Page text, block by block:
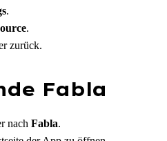
.
.
zurück.
Fabla
nach Fabla.